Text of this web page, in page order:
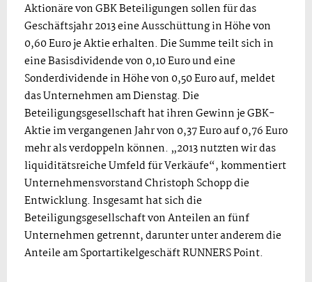
Aktionäre von GBK Beteiligungen sollen für das
Geschäftsjahr 2013 eine Ausschüttung in Höhe von
0,60 Euro je Aktie erhalten. Die Summe teilt sich in
eine Basisdividende von 0,10 Euro und eine
Sonderdividende in Höhe von 0,50 Euro auf, meldet
das Unternehmen am Dienstag. Die
Beteiligungsgesellschaft hat ihren Gewinn je GBK-
Aktie im vergangenen Jahr von 0,37 Euro auf 0,76 Euro
mehr als verdoppeln können. „2013 nutzten wir das
liquiditätsreiche Umfeld für Verkäufe“, kommentiert
Unternehmensvorstand Christoph Schopp die
Entwicklung. Insgesamt hat sich die
Beteiligungsgesellschaft von Anteilen an fünf
Unternehmen getrennt, darunter unter anderem die
Anteile am Sportartikelgeschäft RUNNERS Point.